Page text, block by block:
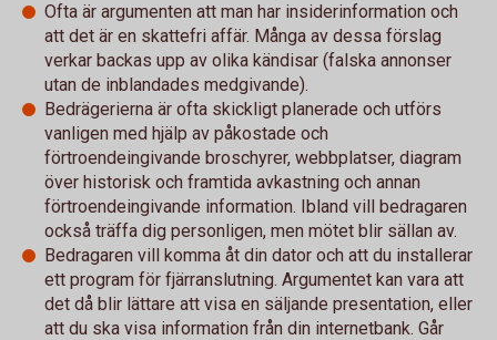
Ofta är argumenten att man har insiderinformation och
att det är en skattefri affär. Många av dessa förslag
verkar backas upp av olika kändisar (falska annonser
utan de inblandades medgivande).
Bedrägerierna är ofta skickligt planerade och utförs
vanligen med hjälp av påkostade och
förtroendeingivande broschyrer, webbplatser, diagram
över historisk och framtida avkastning och annan
förtroendeingivande information. Ibland vill bedragaren
också träffa dig personligen, men mötet blir sällan av.
Bedragaren vill komma åt din dator och att du installerar
ett program för fjärranslutning. Argumentet kan vara att
det då blir lättare att visa en säljande presentation, eller
att du ska visa information från din internetbank. Går